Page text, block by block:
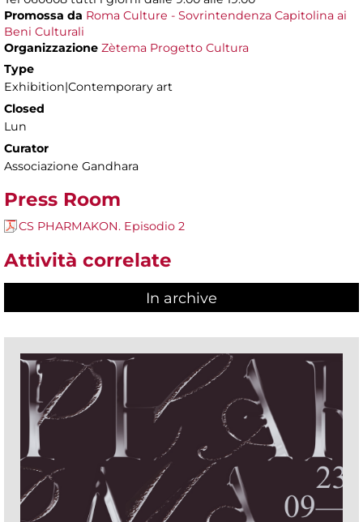
Promossa da Roma Culture - Sovrintendenza Capitolina ai
Beni Culturali
Organizzazione Zètema Progetto Cultura
Type
Exhibition|Contemporary art
Closed
Lun
Curator
Associazione Gandhara
Press Room
CS PHARMAKON. Episodio 2
Attività correlate
In archive